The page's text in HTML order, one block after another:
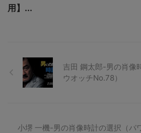
用】...
吉田 鋼太郎-男の肖像
ウオッチNo.78）
小堺 一機-男の肖像時計の選択（パ